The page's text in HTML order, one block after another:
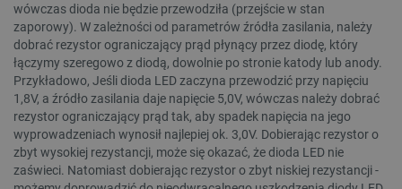
wówczas dioda nie będzie przewodziła (przejście w stan
zaporowy). W zależności od parametrów źródła zasilania, należy
dobrać rezystor ograniczający prąd płynący przez diodę, który
łączymy szeregowo z diodą, dowolnie po stronie katody lub anody.
Przykładowo, Jeśli dioda LED zaczyna przewodzić przy napięciu
1,8V, a źródło zasilania daje napięcie 5,0V, wówczas należy dobrać
rezystor ograniczający prąd tak, aby spadek napięcia na jego
wyprowadzeniach wynosił najlepiej ok. 3,0V. Dobierając rezystor o
zbyt wysokiej rezystancji, może się okazać, że dioda LED nie
zaświeci. Natomiast dobierając rezystor o zbyt niskiej rezystancji -